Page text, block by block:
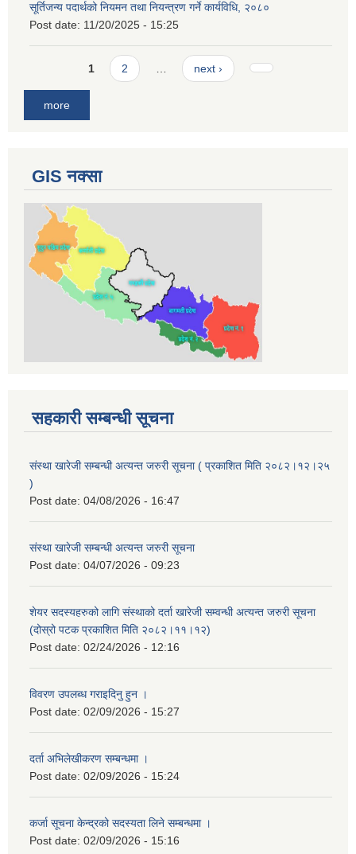
सूर्तिजन्य पदार्थको नियमन तथा नियन्त्रण गर्ने कार्यविधि, २०८०
Post date: 11/20/2025 - 15:25
Pages1 2 next ›
more
GIS नक्सा
सहकारी सम्बन्धी सूचना
संस्था खारेजी सम्बन्धी अत्यन्त जरुरी सूचना ( प्रकाशित मिति २०८२।१२।२५
)
Post date: 04/08/2026 - 16:47
संस्था खारेजी सम्बन्धी अत्यन्त जरुरी सूचना
Post date: 04/07/2026 - 09:23
शेयर सदस्यहरुको लागि संस्थाको दर्ता खारेजी सम्वन्धी अत्यन्त जरुरी सूचना
(दोस्रो पटक प्रकाशित मिति २०८२।११।१२)
Post date: 02/24/2026 - 12:16
विवरण उपलब्ध गराइदिनु हुन ।
Post date: 02/09/2026 - 15:27
दर्ता अभिलेखीकरण सम्बन्धमा ।
Post date: 02/09/2026 - 15:24
कर्जा सूचना केन्द्रको सदस्यता लिने सम्बन्धमा ।
Post date: 02/09/2026 - 15:16